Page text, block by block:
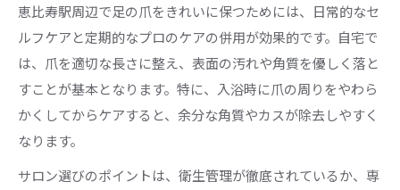
足の爪ケアの継続で実感できる変化と効果
恵比寿駅近くで足の爪を守るケアプランの作り
方
恵比寿駅周辺で足の爪をきれいに保つためには、日常的なセ
ルフケアと定期的なプロのケアの併用が効果的です。自宅で
は、爪を適切な長さに整え、表面の汚れや角質を優しく落と
すことが基本となります。特に、入浴時に爪の周りをやわら
かくしてからケアすると、余分な角質やカスが除去しやすく
なります。
サロン選びのポイントは、衛生管理が徹底されているか、専